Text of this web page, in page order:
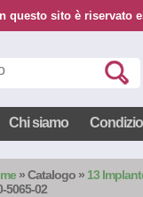
questo sito è riservato
Chi siamo
»Catalogo » 13
5065-02